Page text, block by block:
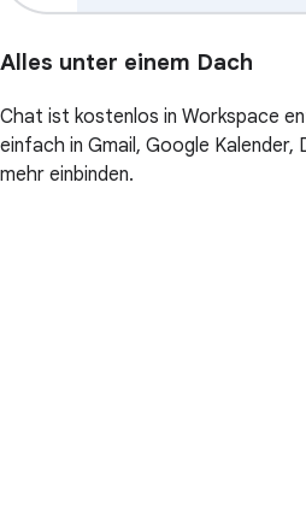
Alles unter einem Dach
Chat ist kostenlos in Workspace
einfach in Gmail, Google Kalender,
mehr einbinden.